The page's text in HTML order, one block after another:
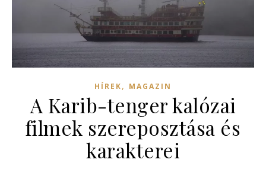
HÍREK, MAGAZIN
A Karib-tenger kalózai
filmek szereposztása és
karakterei